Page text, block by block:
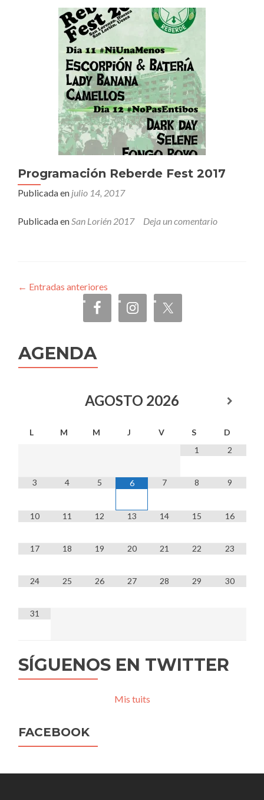
socias
agosto
Programación Reberde Fest 2017
Publicada en julio 14, 2017
Publicada enSan Lorién 2017 Deja un comentario
← Entradas anteriores
AGENDA
AGOSTO 2026
L M M J V S
D
1
2
3 4 5 6 7 8 9
10 11 12 13 14 15 16
17 18 19 20 21 22 23
24 25 26 27 28 29 30
31
SÍGUENOS EN TWITTER
Mis tuits
FACEBOOK